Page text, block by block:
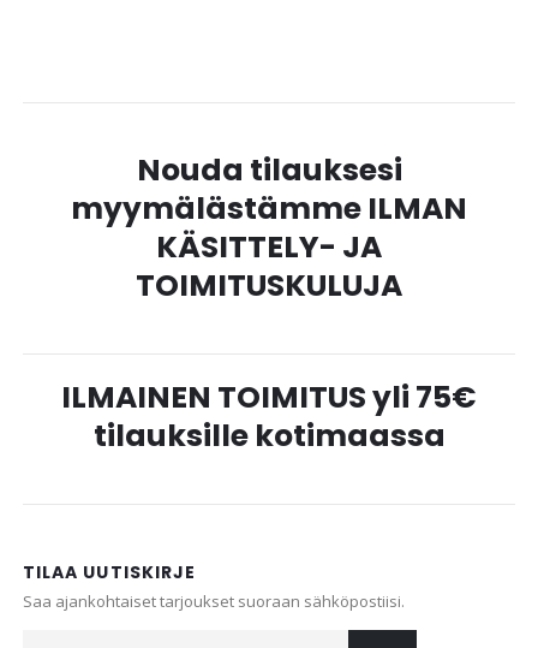
Nouda tilauksesi
myymälästämme ILMAN
KÄSITTELY- JA
TOIMITUSKULUJA
ILMAINEN TOIMITUS yli 75€
tilauksille kotimaassa
TILAA UUTISKIRJE
Saa ajankohtaiset tarjoukset suoraan sähköpostiisi.